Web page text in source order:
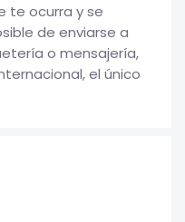
te ocurra y se
de enviarse a
o mensajería,
el único